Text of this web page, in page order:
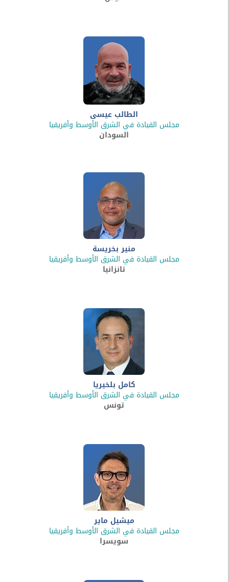
الطالب عيسى
مجلس القيادة في الشرق الأوسط وأفريقيا
منير بخريسة
مجلس القيادة في الشرق الأوسط وأفريقيا
كامل بلخيريا
مجلس القيادة في الشرق الأوسط وأفريقيا
ميشيل ماير
مجلس القيادة في الشرق الأوسط وأفريقيا